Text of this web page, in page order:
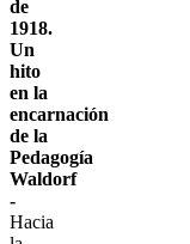
de
1918.
Un
hito
en la
encarnación
de la
Pedagogía
Waldorf
-
Hacia